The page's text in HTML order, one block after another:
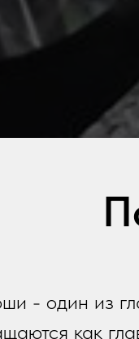
- один из
как